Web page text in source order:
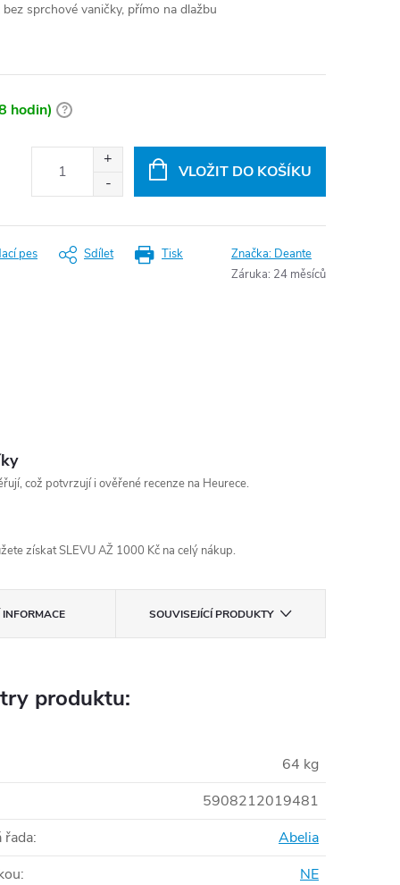
sprchové vaničky, přímo na dlažbu
hodin) ?
VLOŽIT DO KOŠÍKU
Tisk
pes Sdílet Značka: Deante
Záruka: 24 měsíců
což potvrzují i ověřené recenze na Heurece.
získat SLEVU AŽ 1000 Kč na celý nákup.
SOUVISEJÍCÍ PRODUKTY
produktu:
64 kg
5908212019481
řada:
Abelia
:
NE